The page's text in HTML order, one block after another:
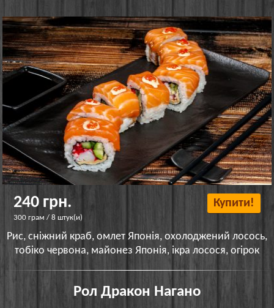
240 грн.
300 грам / 8 штук(и)
Купити!
Рис, сніжний краб, омлет Японія, охолоджений лосось,
тобіко червона, майонез Японія, ікра лосося, огірок
Рол Дракон Нагано